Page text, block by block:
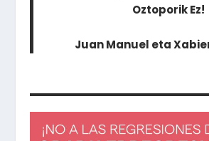
Oztoporik Ez!
Juan Manuel eta